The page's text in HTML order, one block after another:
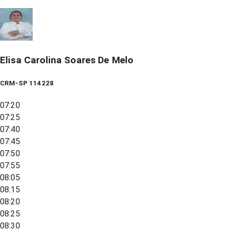
Elisa Carolina Soares De Melo
CRM-SP 114228
07:20
07:25
07:40
07:45
07:50
07:55
08:05
08:15
08:20
08:25
08:30